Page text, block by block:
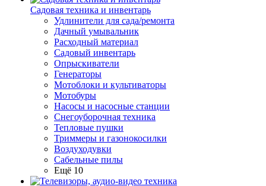
Садовая техника и инвентарь
Удлинители для сада/ремонта
Дачный умывальник
Расходный материал
Садовый инвентарь
Опрыскиватели
Генераторы
Мотоблоки и культиваторы
Мотобуры
Насосы и насосные станции
Снегоуборочная техника
Тепловые пушки
Триммеры и газонокосилки
Воздуходувки
Сабельные пилы
Ещё 10